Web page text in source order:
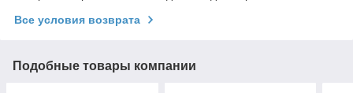
Все условия возврата
Подобные товары компании